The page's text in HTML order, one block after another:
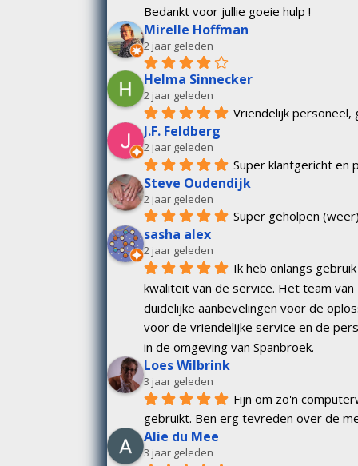
Bedankt voor jullie goeie hulp !
Mirelle Hoffman
2 jaar geleden
Helma Sinnecker
2 jaar geleden
Vriendelijk personeel,
J.F. Feldberg
2 jaar geleden
Super klantgericht en
Steve Oudendijk
2 jaar geleden
Super geholpen
sasha alex
2 jaar geleden
Ik heb onlangs
kwaliteit van de service. Het team
duidelijke aanbevelingen voor de
voor de vriendelijke service en de
in de omgeving van Spanbroek.
Loes Wilbrink
3 jaar geleden
Fijn om zo'n
gebruikt. Ben erg tevreden over de
Alie du Mee
3 jaar geleden